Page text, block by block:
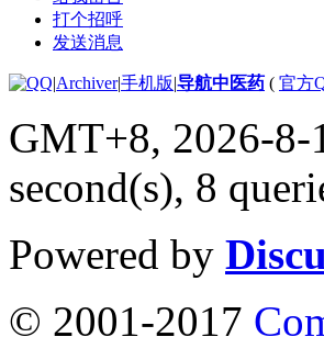
打个招呼
发送消息
|Archiver|手机版|导航中医药 ( 官方
GMT+8, 2026-8-
second(s), 8
Powered by
© 2001-2017